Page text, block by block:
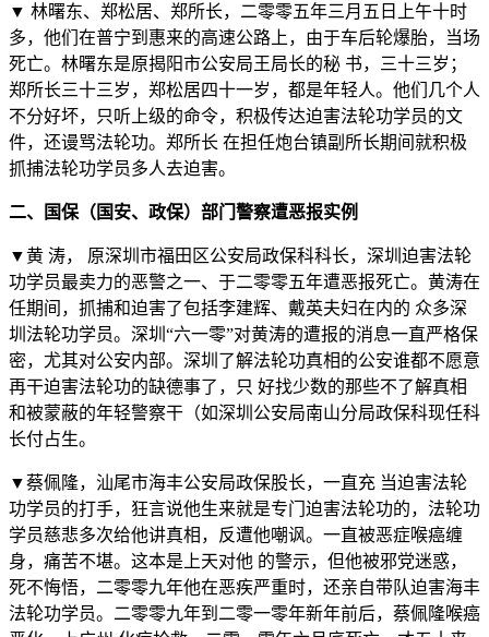
▼ 林曙东、郑松居、郑所长，二零零五年三月五日上午十时
多，他们在普宁到惠来的高速公路上，由于车后轮爆胎，当场
死亡。林曙东是原揭阳市公安局王局长的秘 书，三十三岁；
郑所长三十三岁，郑松居四十一岁，都是年轻人。他们几个人
不分好坏，只听上级的命令，积极传达迫害法轮功学员的文
件，还谩骂法轮功。郑所长 在担任炮台镇副所长期间就积极
抓捕法轮功学员多人去迫害。
二、国保（国安、政保）部门警察遭恶报实例
▼黄 涛， 原深圳市福田区公安局政保科科长，深圳迫害法轮
功学员最卖力的恶警之一、于二零零五年遭恶报死亡。黄涛在
任期间，抓捕和迫害了包括李建辉、戴英夫妇在内的 众多深
圳法轮功学员。深圳“六一零”对黄涛的遭报的消息一直严格保
密，尤其对公安内部。深圳了解法轮功真相的公安谁都不愿意
再干迫害法轮功的缺德事了，只 好找少数的那些不了解真相
和被蒙蔽的年轻警察干（如深圳公安局南山分局政保科现任科
长付占生。
▼蔡佩隆，汕尾市海丰公安局政保股长，一直充 当迫害法轮
功学员的打手，狂言说他生来就是专门迫害法轮功的，法轮功
学员慈悲多次给他讲真相，反遭他嘲讽。一直被恶症喉癌缠
身，痛苦不堪。这本是上天对他 的警示，但他被邪党迷惑，
死不悔悟，二零零九年他在恶疾严重时，还亲自带队迫害海丰
法轮功学员。二零零九年到二零一零年新年前后，蔡佩隆喉癌